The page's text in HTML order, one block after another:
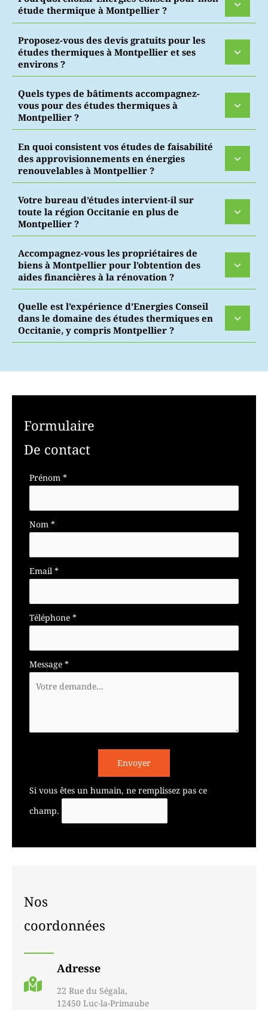
étude thermique à Montpellier ?
Proposez-vous des devis gratuits pour les
études thermiques à Montpellier et ses
environs ?
Quels types de bâtiments accompagnez-
vous pour des études thermiques à
Montpellier ?
En quoi consistent vos études de faisabilité
des approvisionnements en énergies
renouvelables à Montpellier ?
Votre bureau d’études intervient-il sur
toute la région Occitanie en plus de
Montpellier ?
Accompagnez-vous les propriétaires de
biens à Montpellier pour l’obtention des
aides financières à la rénovation ?
Quelle est l’expérience d’Energies Conseil
dans le domaine des études thermiques en
Occitanie, y compris Montpellier ?
Formulaire
De contact
Formulaire
avec
téléphone
Prénom *
Nom *
Email *
Téléphone *
Message *
Envoyer
Si vous êtes un humain, ne remplissez pas ce
champ.
Nos
coordonnées
Adresse
22 Rue du Ségala,
12450 Luc-la-Primaube